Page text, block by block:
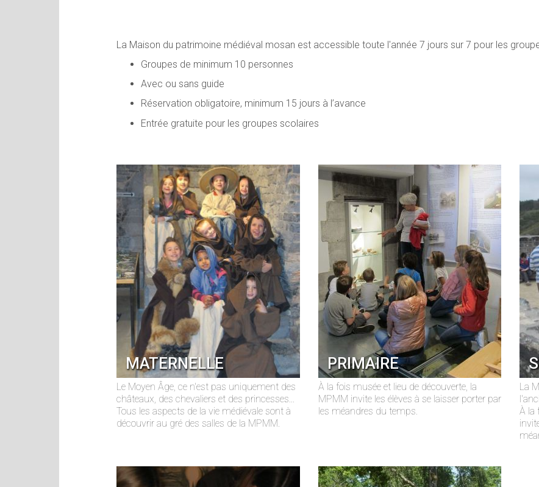
La Maison du patrimoine médiéval mosan est accessible toute l'année 7 jours sur 7 pour les
Groupes de minimum 10 personnes
Avec ou sans guide
Réservation obligatoire, minimum 15 jours à l’avance
Entrée gratuite pour les groupes scolaires
MATERNELLE
Le Moyen Âge, ce n'est pas uniquement des
châteaux, des chevaliers et des princesses...
Tous les aspects de la vie médiévale sont à
découvrir au gré des salles de la MPMM.
PRIMAIRE
À la fois musée et lieu de découverte, la
MPMM invite les élèves à se laisser porter par
les méandres du temps.
La
À la